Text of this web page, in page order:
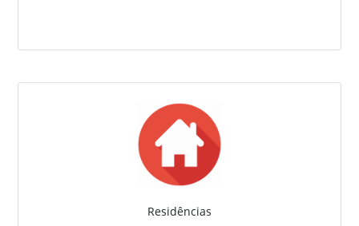
Residências